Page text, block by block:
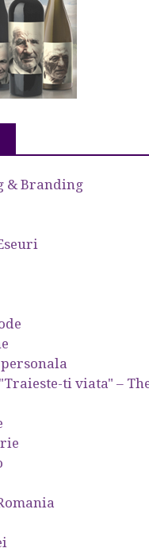
& Branding
ti viata" –